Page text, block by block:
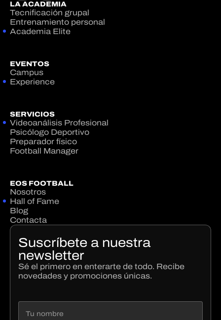
LA ACADEMIA
Tecnificación grupal
Entrenamiento personal
Academia Elite
EVENTOS
Campus
Experience
SERVICIOS
Videoanálisis Profesional
Psicólogo Deportivo
Preparador físico
Football Manager
EOS FOOTBALL
Nosotros
Hall of Fame
Blog
Contacta
Suscríbete a nuestra
newsletter
Sé el primero en enterarte de todo. Recibe
novedades y promociones únicas.